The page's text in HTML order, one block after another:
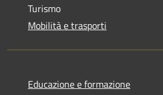
Turismo
Mobilità e trasporti
Educazione e formazione